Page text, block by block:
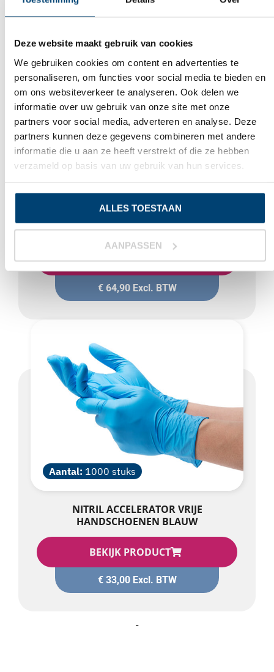
Deze website maakt gebruik van cookies
We gebruiken cookies om content en advertenties te
personaliseren, om functies voor social media te bieden en
om ons websiteverkeer te analyseren. Ook delen we
informatie over uw gebruik van onze site met onze
partners voor social media, adverteren en analyse. Deze
partners kunnen deze gegevens combineren met andere
informatie die u aan ze heeft verstrekt of die ze hebben
verzameld op basis van uw gebruik van hun services.
ALLES TOESTAAN
AANPASSEN
HANDSCHOENEN BLAUW 2000 STUKS
BEKIJK PRODUCT
€64,90Excl. BTW
Aantal: 1000 stuks
NITRIL ACCELERATOR VRIJE
HANDSCHOENEN BLAUW
BEKIJK PRODUCT
€33,00Excl. BTW
-